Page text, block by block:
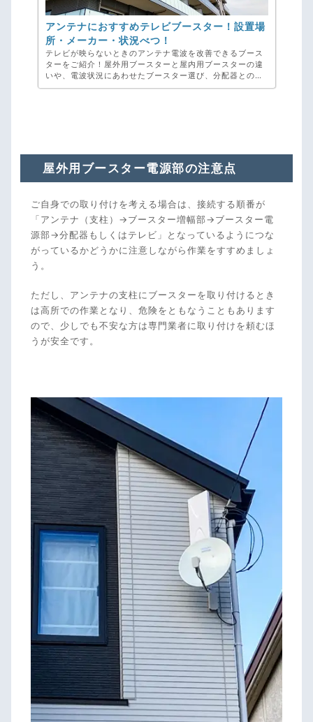
アンテナにおすすめテレビブースター！設置場
所・メーカー・状況べつ！
テレビが映らないときのアンテナ電波を改善できるブース
ターをご紹介！屋外用ブースターと屋内用ブースターの違
いや、電波状況にあわせたブースター選び、分配器との組
み合わせなども解説。テレビが映らないときの電波改善に
屋外用ブースター電源部の注意点
ご自身での取り付けを考える場合は、接続する順番が
「アンテナ（支柱）→ブースター増幅部→ブースター電
源部→分配器もしくはテレビ」となっているようにつな
がっているかどうかに注意しながら作業をすすめましょ
う。
ただし、アンテナの支柱にブースターを取り付けるとき
は高所での作業となり、危険をともなうこともあります
ので、少しでも不安な方は専門業者に取り付けを頼むほ
うが安全です。